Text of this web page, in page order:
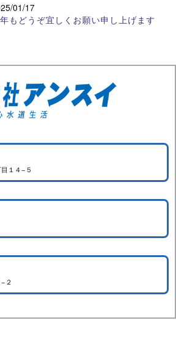
01/17
もどうぞ宜しくお願い申し上げます
１４−５
２